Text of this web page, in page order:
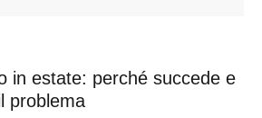
in estate: perché succede e
problema